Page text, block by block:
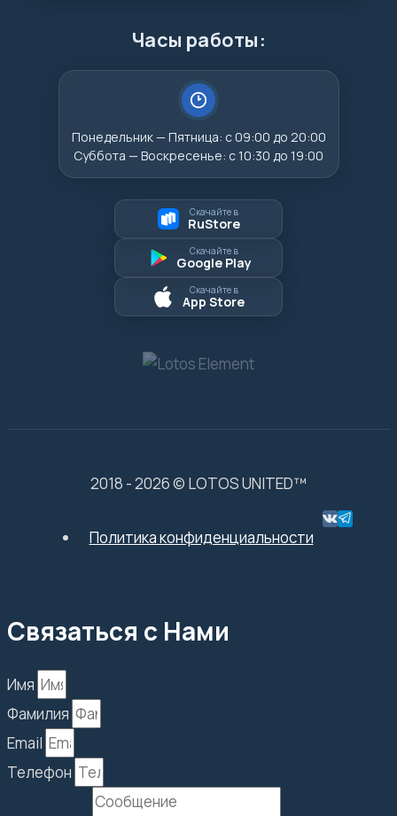
Часы работы:
Понедельник — Пятница: с 09:00 до 20:00
Суббота — Воскресенье: с 10:30 до 19:00
Скачайте в
RuStore
Скачайте в
Google Play
Скачайте в
App Store
2018 - 2026 © LOTOS UNITED™
Политика конфиденциальности
Связаться с Нами
Имя
Фамилия
Email
Телефон